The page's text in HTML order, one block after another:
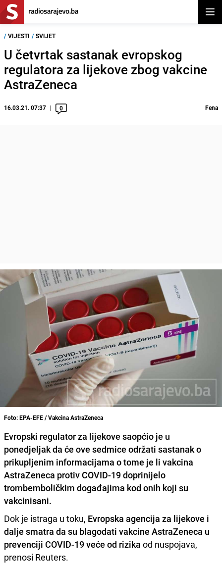
/ VIJESTI / SVIJET
U četvrtak sastanak evropskog
regulatora za lijekove zbog vakcine
AstraZeneca
16.03.21. 07:37 0 Fena
Foto: EPA-EFE / Vakcina AstraZeneca
Evropski regulator za lijekove saopćio je u
ponedjeljak da će ove sedmice održati sastanak o
prikupljenim informacijama o tome je li vakcina
AstraZeneca protiv COVID-19 doprinijelo
trombemboličkim događajima kod onih koji su
vakcinisani.
Dok je istraga u toku, Evropska agencija za lijekove i
dalje smatra da su blagodati vakcine AstraZeneca u
prevenciji COVID-19 veće od rizika od nuspojava,
prenosi Reuters.